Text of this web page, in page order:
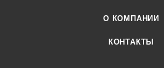
О КОМПАНИИ
КОНТАКТЫ